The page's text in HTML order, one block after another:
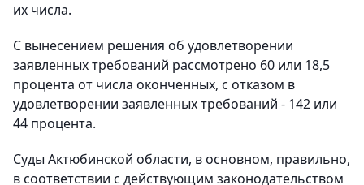
их числа.
С вынесением решения об удовлетворении
заявленных требований рассмотрено 60 или 18,5
процента от числа оконченных, с отказом в
удовлетворении заявленных требований - 142 или
44 процента.
Суды Актюбинской области, в основном, правильно,
в соответствии с действующим законодательством